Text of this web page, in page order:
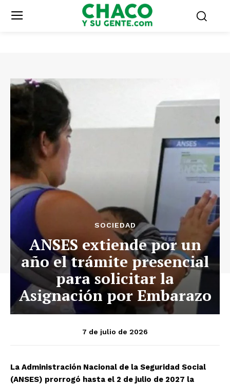
SOCIEDAD
ANSES extiende por un
año el trámite presencial
para solicitar la
Asignación por Embarazo
7 de julio de 2026
La Administración Nacional de la Seguridad Social
(ANSES) prorrogó hasta el 2 de julio de 2027 la